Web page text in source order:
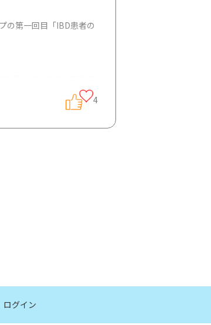
の第一回目「IBD患者の
容となります。無料で
参加いただきました。
4
ログイン